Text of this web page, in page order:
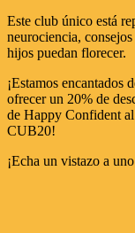
Este club único está
neurociencia,
hijos puedan florecer.
¡Estamos
ofrecer un 20% de
de Happy Confident
CUB20!
¡Echa un vistazo a